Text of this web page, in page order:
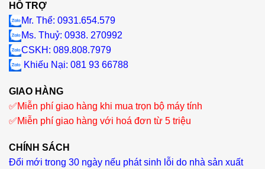
HỖ TRỢ
Mr. Thể: 0931.654.579
Ms. Thuỷ: 0938. 270992
CSKH: 089.808.7979
Khiếu Nại: 081 93 66788
GIAO HÀNG
✅Miễn phí giao hàng khi mua trọn bộ máy tính
✅Miễn phí giao hàng với hoá đơn từ 5 triệu
CHÍNH SÁCH
Đổi mới trong 30 ngày nếu phát sinh lỗi do nhà sản xuất